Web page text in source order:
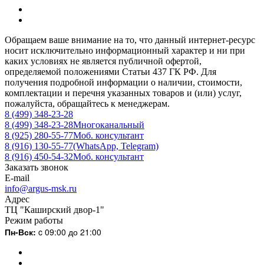
Обращаем ваше внимание на то, что данный интернет-ресурс
носит исключительно информационный характер и ни при
каких условиях не является публичной офертой,
определяемой положениями Статьи 437 ГК РФ. Для
получения подробной информации о наличии, стоимости,
комплектации и перечня указанных товаров и (или) услуг,
пожалуйста, обращайтесь к менеджерам.
8 (499) 348-23-28
8 (499) 348-23-28Многоканальный
8 (925) 280-55-77Моб. консультант
8 (916) 130-55-77(WhatsApp, Telegram)
8 (916) 450-54-32Моб. консультант
Заказать звонок
E-mail
info@argus-msk.ru
Адрес
ТЦ "Каширский двор-1"
Режим работы
Пн-Вск: c 09:00 до 21:00